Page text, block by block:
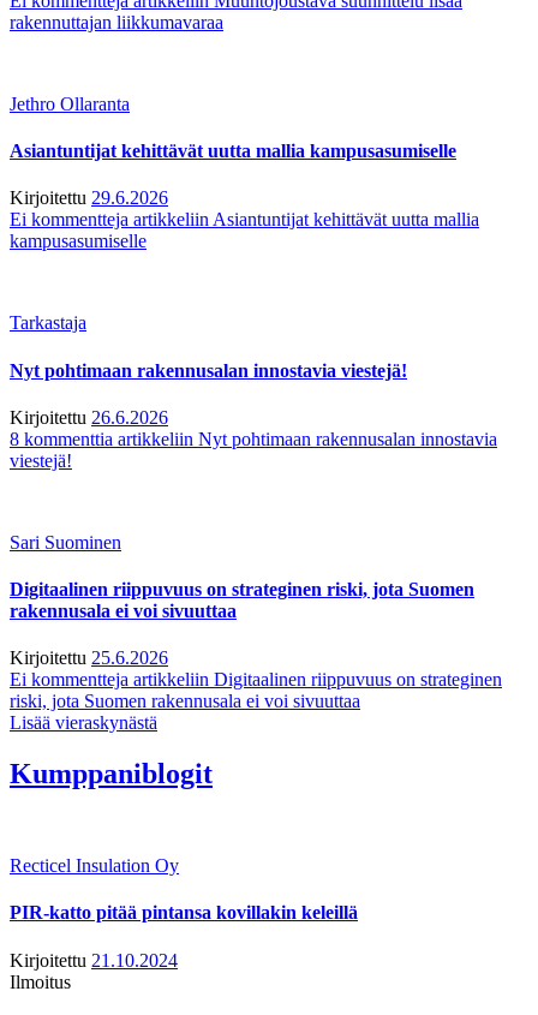
rakennuttajan liikkumavaraa
Jethro Ollaranta
Asiantuntijat kehittävät uutta mallia kampusasumiselle
Kirjoitettu 29.6.2026
Ei kommentteja artikkeliin Asiantuntijat kehittävät uutta mallia
kampusasumiselle
Tarkastaja
Nyt pohtimaan rakennusalan innostavia viestejä!
Kirjoitettu 26.6.2026
8 kommenttia artikkeliin Nyt pohtimaan rakennusalan innostavia
viestejä!
Sari Suominen
Digitaalinen riippuvuus on strateginen riski, jota Suomen
rakennusala ei voi sivuuttaa
Kirjoitettu 25.6.2026
Ei kommentteja artikkeliin Digitaalinen riippuvuus on strateginen
riski, jota Suomen rakennusala ei voi sivuuttaa
Lisää vieraskynästä
Kumppaniblogit
Recticel Insulation Oy
PIR-katto pitää pintansa kovillakin keleillä
Kirjoitettu 21.10.2024
Ilmoitus